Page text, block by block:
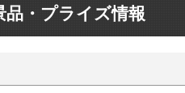
品・プライズ情報